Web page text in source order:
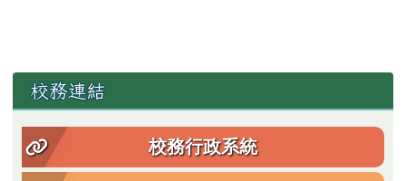
左邊區域內容
校務連結
校務行政系統